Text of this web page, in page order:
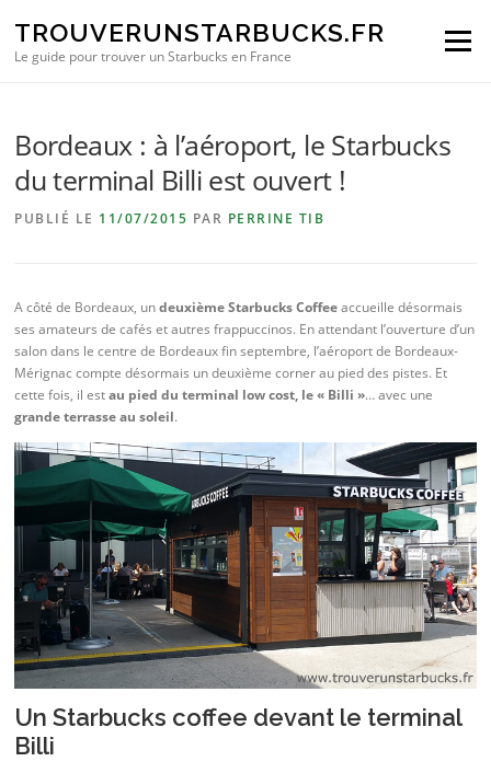
TROUVERUNSTARBUCKS.FR
Le guide pour trouver un Starbucks en France
Menu
Bordeaux : à l’aéroport, le Starbucks
du terminal Billi est ouvert !
PUBLIÉ LE 11/07/2015 PAR PERRINE TIB
A côté de Bordeaux, undeuxième Starbucks Coffeeaccueille désormais
ses amateurs de cafés et autres frappuccinos. En attendant l’ouverture d’un
salon dans le centre de Bordeaux fin septembre, l’aéroport de Bordeaux-
Mérignac compte désormais un deuxième corner au pied des pistes. Et
cette fois, il estau pied du terminal low cost, le « Billi »… avec une
grande terrasse au soleil.
Un Starbucks coffee devant le terminal
Billi